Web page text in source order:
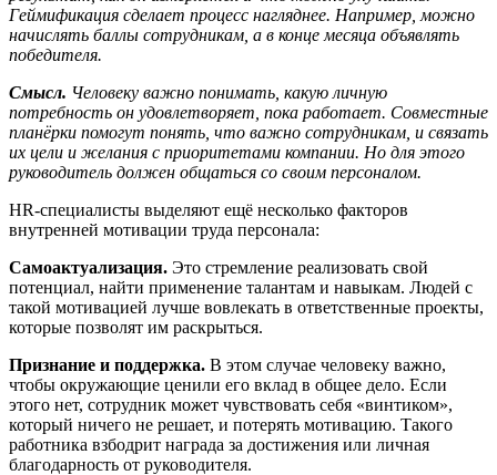
Геймификация сделает процесс нагляднее. Например, можно
начислять баллы сотрудникам, а в конце месяца объявлять
победителя.
Смысл. Человеку важно понимать, какую личную
потребность он удовлетворяет, пока работает. Совместные
планёрки помогут понять, что важно сотрудникам, и связать
их цели и желания с приоритетами компании. Но для этого
руководитель должен общаться со своим персоналом.
HR-специалисты выделяют ещё несколько факторов
внутренней мотивации труда персонала:
Самоактуализация. Это стремление реализовать свой
потенциал, найти применение талантам и навыкам. Людей с
такой мотивацией лучше вовлекать в ответственные проекты,
которые позволят им раскрыться.
Признание и поддержка. В этом случае человеку важно,
чтобы окружающие ценили его вклад в общее дело. Если
этого нет, сотрудник может чувствовать себя «винтиком»,
который ничего не решает, и потерять мотивацию. Такого
работника взбодрит награда за достижения или личная
благодарность от руководителя.